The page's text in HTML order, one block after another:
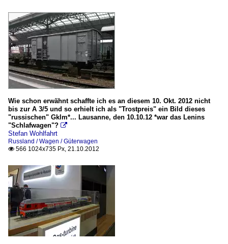
Wie schon erwähnt schaffte ich es an diesem 10. Okt. 2012 nicht
bis zur A 3/5 und so erhielt ich als "Trostpreis" ein Bild dieses
"russischen" Gklm*... Lausanne, den 10.10.12 *war das Lenins
"Schlafwagen"? 
Stefan Wohlfahrt
Russland / Wagen / Güterwagen
 566 1024x735 Px, 21.10.2012